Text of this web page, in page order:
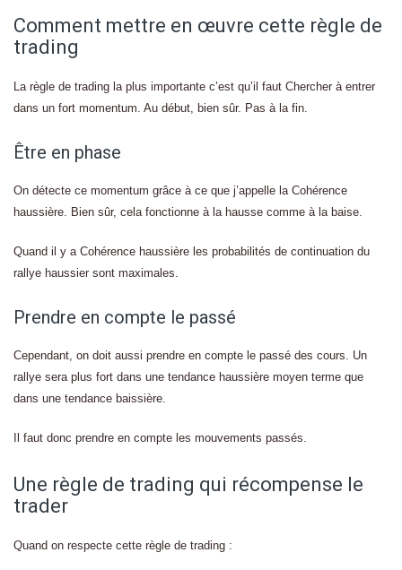
Comment mettre en œuvre cette règle de
trading
La règle de trading la plus importante c’est qu’il faut Chercher à entrer
dans un fort momentum. Au début, bien sûr. Pas à la fin.
Être en phase
On détecte ce momentum grâce à ce que j’appelle la Cohérence
haussière. Bien sûr, cela fonctionne à la hausse comme à la baise.
Quand il y a Cohérence haussière les probabilités de continuation du
rallye haussier sont maximales.
Prendre en compte le passé
Cependant, on doit aussi prendre en compte le passé des cours. Un
rallye sera plus fort dans une tendance haussière moyen terme que
dans une tendance baissière.
Il faut donc prendre en compte les mouvements passés.
Une règle de trading qui récompense le
trader
Quand on respecte cette règle de trading :